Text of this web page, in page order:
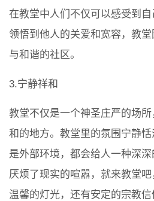
在教堂中人们不仅可以感受到
领悟到他人的关爱和宽容，教
与和谐的社区。
3.宁静祥和
教堂不仅是一个神圣庄严的场
和的地方。教堂里的氛围宁静
是外部环境，都会给人一种深
厌烦了现实的喧嚣，就来教堂吧
温馨的灯光，还有安定的宗教